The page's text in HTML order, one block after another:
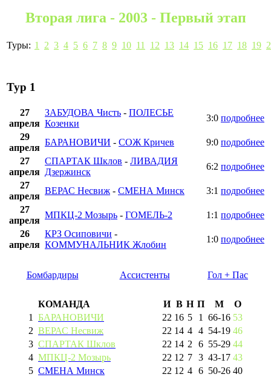
Вторая лига - 2003 - Первый этап
Туры: 1 2 3 4 5 6 7 8 9 10 11 12 13 14 15 16 17 18 19
Тур 1
27
апреля
ЗАБУДОВА Чисть - ПОЛЕСЬЕ
Козенки
3:0 подробнее
29
апреля
БАРАНОВИЧИ - СОЖ Кричев 9:0 подробнее
27
апреля
СПАРТАК Шклов - ЛИВАДИЯ
Дзержинск
6:2 подробнее
27
апреля
ВЕРАС Несвиж - СМЕНА Минск 3:1 подробнее
27
апреля
МПКЦ-2 Мозырь - ГОМЕЛЬ-2 1:1 подробнее
26
апреля
КРЗ Осиповичи -
КОММУНАЛЬНИК Жлобин
1:0 подробнее
Бомбардиры Ассистенты Гол + Пас
КОМАНДА И В Н П М
О
1
БАРАНОВИЧИ 22 16 5 1 66-16 53
2 ВЕРАС Несвиж 22 14 4 4 54-19 46
3 СПАРТАК Шклов 22 14 2 6 55-29 44
4 МПКЦ-2 Мозырь 22 12 7 3 43-17 43
5 СМЕНА Минск 22 12 4 6 50-26 40